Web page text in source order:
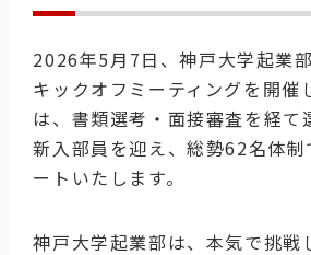
2026年5月7日、神戸大学起業
キックオフミーティングを開催
は、書類選考・面接審査を経て
新入部員を迎え、総勢62名体制
ートいたします。
神戸大学起業部は、本気で挑戦